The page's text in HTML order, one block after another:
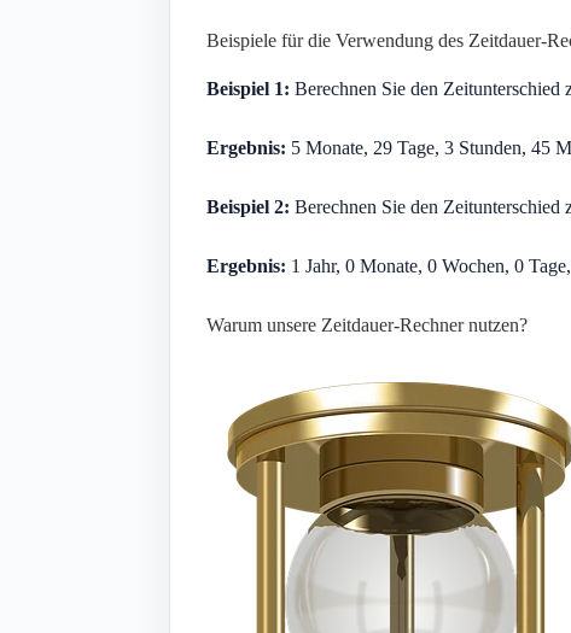
Beispiele für die Verwendung des Zeitdauer-
Beispiel 1: Berechnen Sie den
Ergebnis: 5 Monate, 29 Tage, 3 Stunden, 45
Beispiel 2: Berechnen Sie den
Ergebnis: 1 Jahr, 0 Monate, 0 Wochen, 0
Warum unsere Zeitdauer-Rechner nutzen?